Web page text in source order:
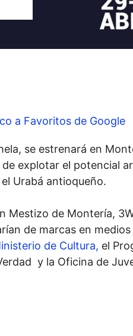
a Favoritos de Google
se estrenará en
explotar el potencial
Urabá antioqueño.
Mestizo de Montería,
de marcas en
de Cultura, el
y la Oficina de